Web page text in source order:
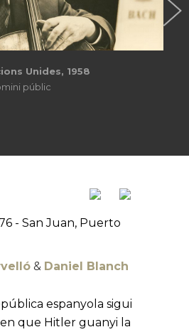
Unides, 1958
públic
- San Juan, Puerto
& Daniel Blanch
espanyola sigui
que Hitler guanyi la